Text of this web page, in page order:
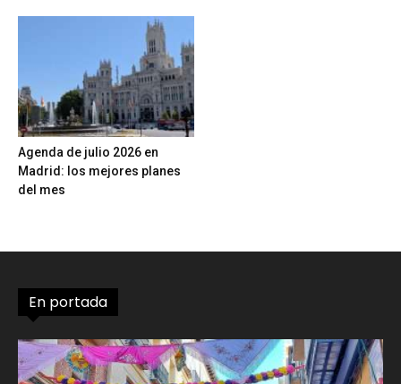
Agenda de julio 2026 en
Madrid: los mejores planes
del mes
En portada